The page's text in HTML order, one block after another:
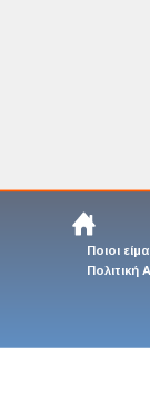
Ποιοι